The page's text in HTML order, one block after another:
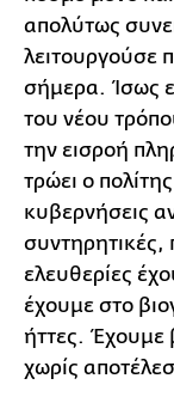
απολύτως
λειτουργούσε
σήμερα. Ίσως
του νέου
την εισροή
τρώει ο
κυβερνήσεις
συντηρητικές,
ελευθερίες
έχουμε στο
ήττες. Έχουμε
χωρίς